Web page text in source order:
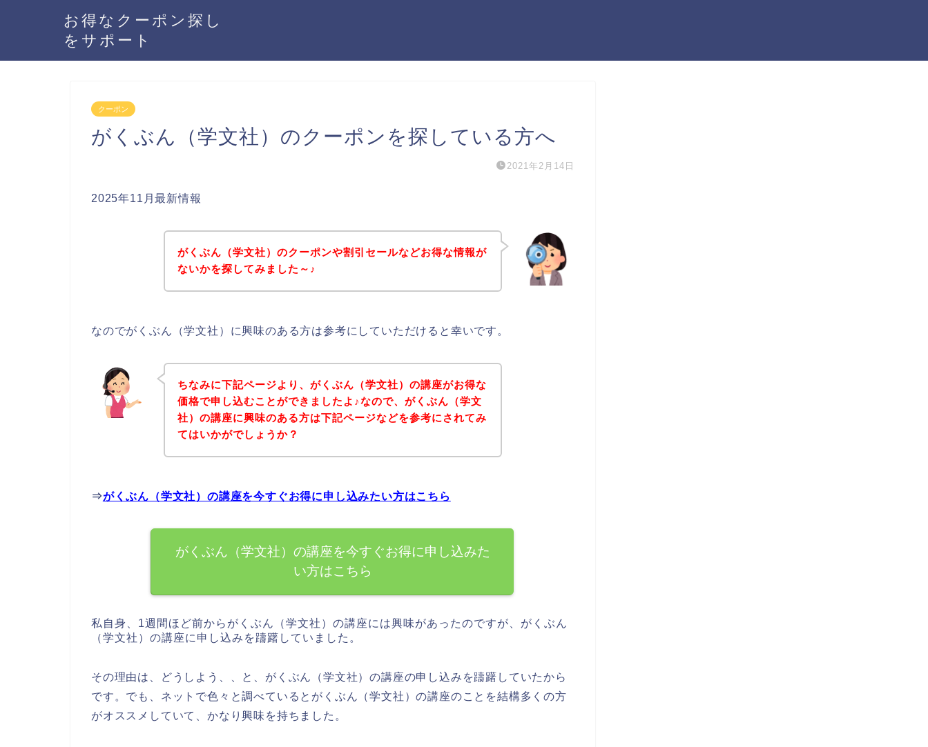
お得なクーポン探し
をサポート
クーポン
がくぶん（学文社）のクーポンを探している方へ
2021年2月14日
2025年11月最新情報
がくぶん（学文社）のクーポンや割引セールなどお得な情報が
ないかを探してみました～♪
なのでがくぶん（学文社）に興味のある方は参考にしていただけると幸いです。
ちなみに下記ページより、がくぶん（学文社）の講座がお得な
価格で申し込むことができましたよ♪なので、がくぶん（学文
社）の講座に興味のある方は下記ページなどを参考にされてみ
てはいかがでしょうか？
⇒がくぶん（学文社）の講座を今すぐお得に申し込みたい方はこちら
がくぶん（学文社）の講座を今すぐお得に申し込みた
い方はこちら
私自身、1週間ほど前からがくぶん（学文社）の講座には興味があったのですが、がくぶん
（学文社）の講座に申し込みを躊躇していました。
その理由は、どうしよう、、と、がくぶん（学文社）の講座の申し込みを躊躇していたから
です。でも、ネットで色々と調べているとがくぶん（学文社）の講座のことを結構多くの方
がオススメしていて、かなり興味を持ちました。